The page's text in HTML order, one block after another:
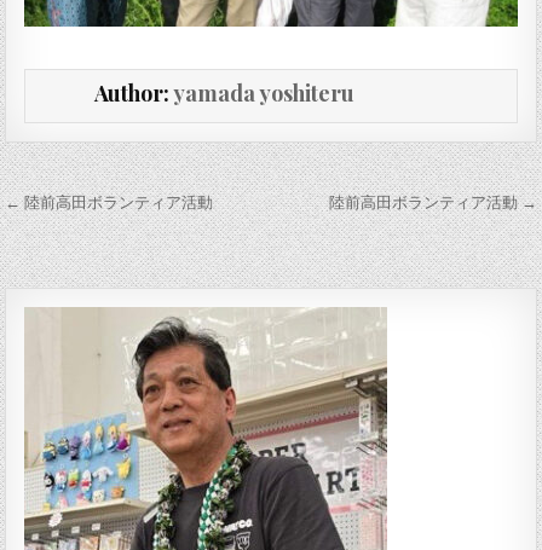
Author:yamada yoshiteru
投稿ナビゲーション
← 陸前高田ボランティア活動 陸前高田ボランティア活動 →